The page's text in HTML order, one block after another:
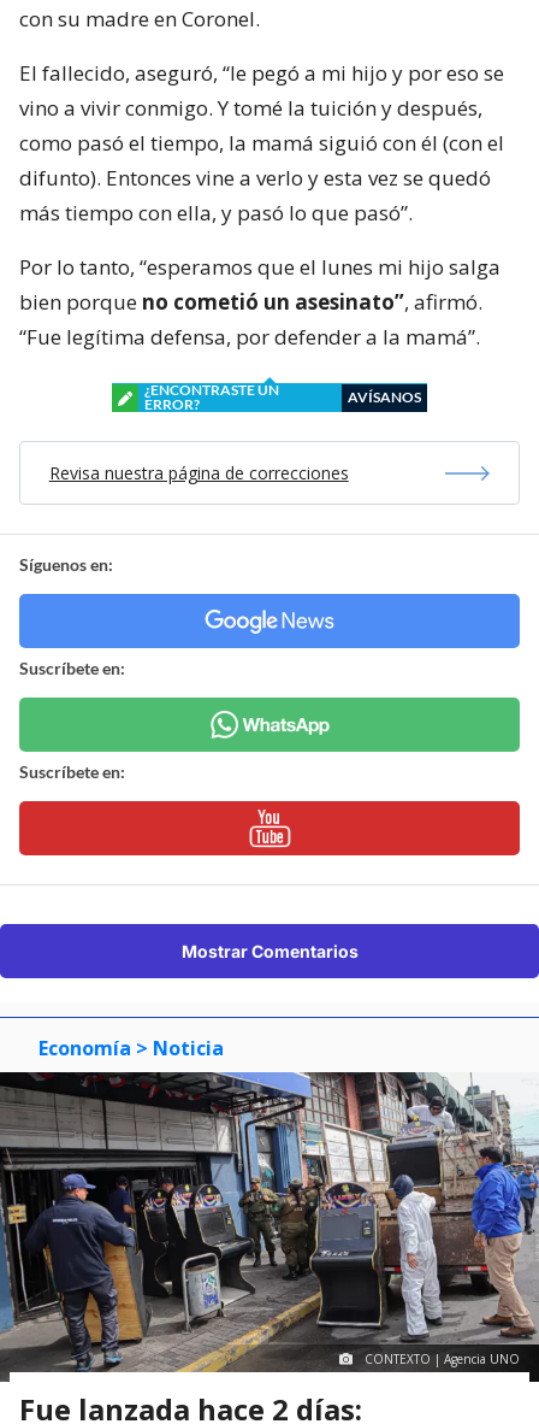
con su madre en Coronel.
El fallecido, aseguró, “le pegó a mi hijo y por eso se
vino a vivir conmigo. Y tomé la tuición y después,
como pasó el tiempo, la mamá siguió con él (con el
difunto). Entonces vine a verlo y esta vez se quedó
más tiempo con ella, y pasó lo que pasó”.
Por lo tanto, “esperamos que el lunes mi hijo salga
bien porque no cometió un asesinato”, afirmó.
“Fue legítima defensa, por defender a la mamá”.
¿ENCONTRASTE UN
ERROR?
AVÍSANOS
Revisa nuestra página de correcciones
Síguenos en:
Suscríbete en:
Suscríbete en:
Mostrar Comentarios
Economía > Noticia
CONTEXTO | Agencia UNO
Fue lanzada hace 2 días: